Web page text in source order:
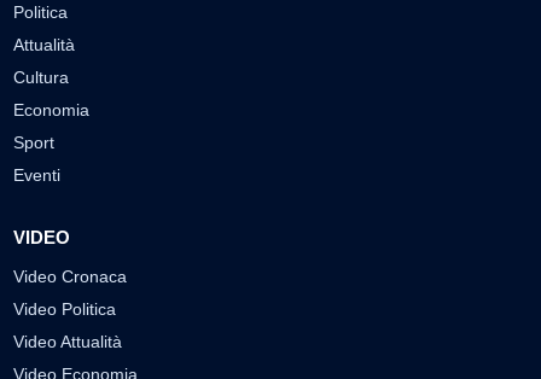
Politica
Attualità
Cultura
Economia
Sport
Eventi
VIDEO
Video Cronaca
Video Politica
Video Attualità
Video Economia